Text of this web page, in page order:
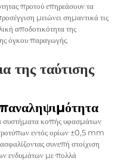
προτού επηρεάσουν τα
μειώνει σημαντικά τις
αποδοτικότητα της
όγκου παραγωγής.
της ταύτισης
συστήματα κοπής υφασμάτων
εντός ορίων ±0,5 mm
συνεπή στοίχιση
ενδυμάτων με πολλά